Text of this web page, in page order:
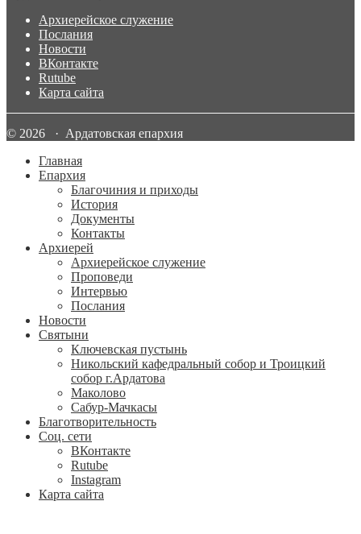
Архиерейское служение
Послания
Новости
ВКонтакте
Rutube
Карта сайта
© 2026 · Ардатовская епархия
Главная
Епархия
Благочиния и приходы
История
Документы
Контакты
Архиерей
Архиерейское служение
Проповеди
Интервью
Послания
Новости
Святыни
Ключевская пустынь
Никольский кафедральный собор и Троицкий
собор г.Ардатова
Маколово
Сабур-Мачкасы
Благотворительность
Соц. сети
ВКонтакте
Rutube
Instagram
Карта сайта